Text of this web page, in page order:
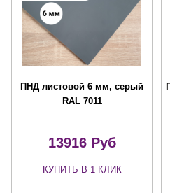
ПНД листовой 6 мм, серый
RAL 7011
13916 Руб
КУПИТЬ В 1 КЛИК